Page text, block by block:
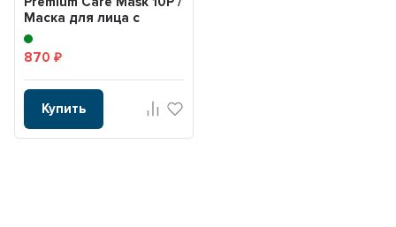
Маска для лица с
рисовым экстрактом,...
870₽
Купить